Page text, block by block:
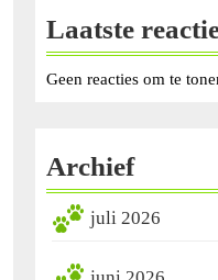
Laatste
Geen reacties om te
Archief
juli 2026